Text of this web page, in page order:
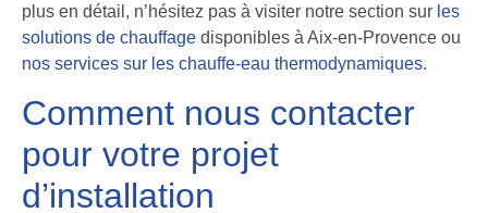
plus en détail, n’hésitez pas à visiter notre section sur les
solutions de chauffage disponibles à Aix-en-Provence ou
nos services sur les chauffe-eau thermodynamiques.
Comment nous contacter
pour votre projet
d’installation